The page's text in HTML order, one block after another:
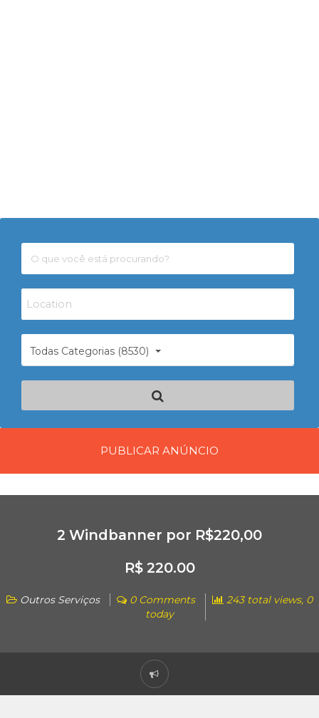
Todas Categorias (8530)
PUBLICAR ANÚNCIO
2 Windbanner por R$220,00
R$ 220.00
Outros Serviços 0 Comments
243 total views, 0
today